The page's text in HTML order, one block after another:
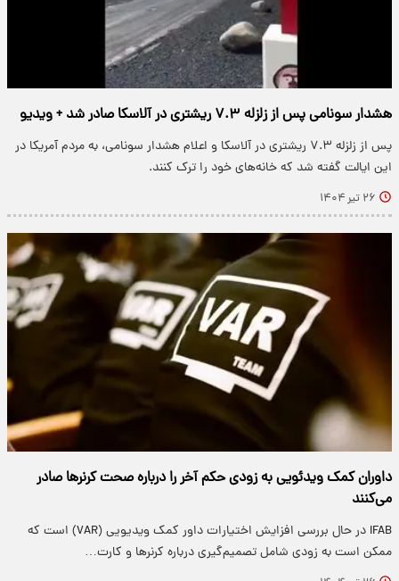
هشدار سونامی پس از زلزله ۷.۳ ریشتری در آلاسکا صادر شد + ویدیو
پس از زلزله ۷.۳ ریشتری در آلاسکا و اعلام هشدار سونامی، به مردم آمریکا در
این ایالت گفته شد که خانه‌های خود را ترک کنند.
۲۶ تیر ۱۴۰۴
داوران کمک ویدئویی به زودی حکم آخر را درباره صحت کرنرها صادر
می‌کنند
IFAB در حال بررسی افزایش اختیارات داور کمک ویدیویی (VAR) است که
ممکن است به زودی شامل تصمیم‌گیری درباره کرنرها و کارت…